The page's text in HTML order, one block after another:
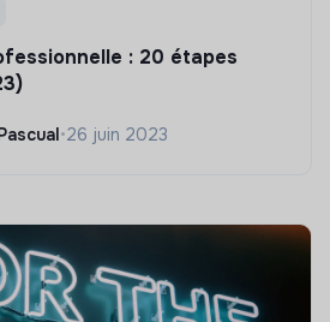
: 20 étapes
•26 juin 2023